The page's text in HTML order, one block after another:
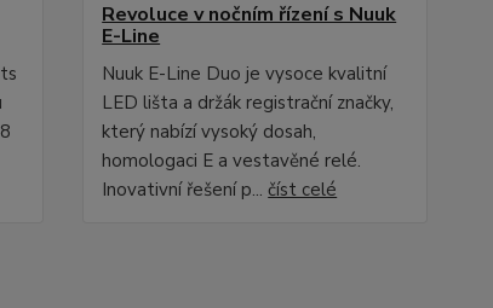
Revoluce v nočním řízení s Nuuk
E-Line
Nuuk E-Line Duo je vysoce kvalitní
LED lišta a držák registrační značky,
který nabízí vysoký dosah,
homologaci E a vestavěné relé.
Inovativní řešení p...číst celé